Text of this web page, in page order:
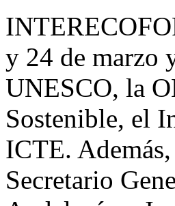
y 24 de marzo
UNESCO, la
Sostenible, el
ICTE.
Secretario